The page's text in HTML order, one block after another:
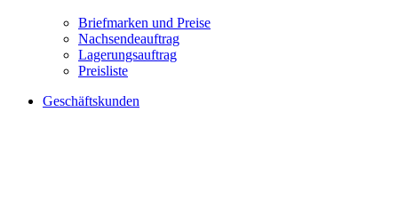
Briefmarken und Preise
Nachsendeauftrag
Lagerungsauftrag
Preisliste
Geschäftskunden